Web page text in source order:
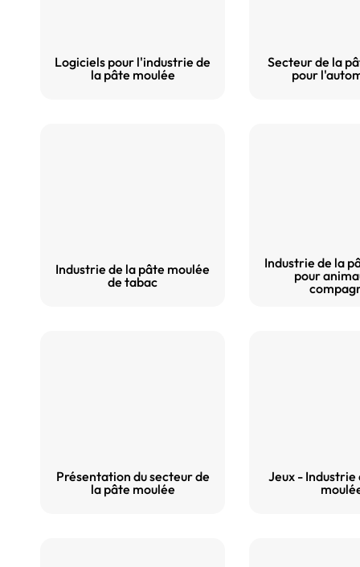
Logiciels pour l'industrie de
la pâte moulée
Secteur de la
pour
Industrie de la pâte moulée
de tabac
Industrie de la
pour
Présentation du secteur de
la pâte moulée
Jeux - Industrie